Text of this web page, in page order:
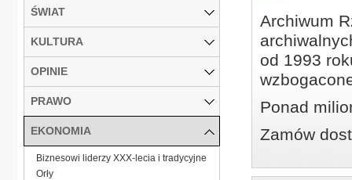
Archiwum
od 1993
Ponad
Zamów
ŚWIAT
KULTURA
OPINIE
PRAWO
EKONOMIA
Biznesowi liderzy XXX-lecia i tradycyjne
Orły